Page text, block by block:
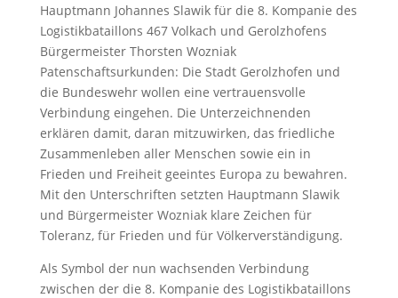
Hauptmann Johannes Slawik für die 8. Kompanie des
Logistikbataillons 467 Volkach und Gerolzhofens
Bürgermeister Thorsten Wozniak
Patenschaftsurkunden: Die Stadt Gerolzhofen und
die Bundeswehr wollen eine vertrauensvolle
Verbindung eingehen. Die Unterzeichnenden
erklären damit, daran mitzuwirken, das friedliche
Zusammenleben aller Menschen sowie ein in
Frieden und Freiheit geeintes Europa zu bewahren.
Mit den Unterschriften setzten Hauptmann Slawik
und Bürgermeister Wozniak klare Zeichen für
Toleranz, für Frieden und für Völkerverständigung.
Als Symbol der nun wachsenden Verbindung
zwischen der die 8. Kompanie des Logistikbataillons